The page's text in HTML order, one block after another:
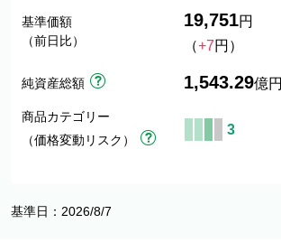
基準価額
（前日比）
19,751円
（+7円）
純資産総額 1,543.29億円
商品カテゴリー
（価格変動リスク）
3
基準日：2026/8/7